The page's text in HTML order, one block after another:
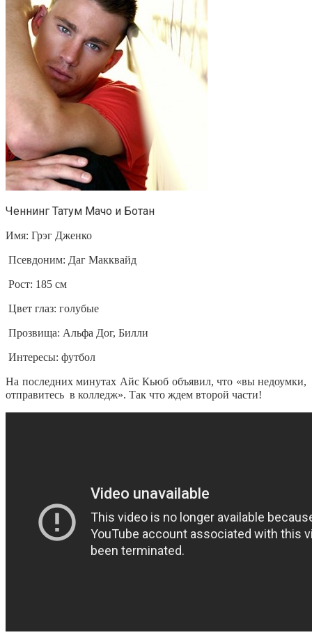
Ченнинг Татум Мачо и Ботан
Имя: Грэг Дженко
Псевдоним: Даг Макквайд
Рост: 185 см
Цвет глаз: голубые
Прозвища: Альфа Дог, Билли
Интересы: футбол
На последних минутах Айс Кьюб объявил, что «вы недоумки,
отправитесь в колледж». Так что ждем второй части!